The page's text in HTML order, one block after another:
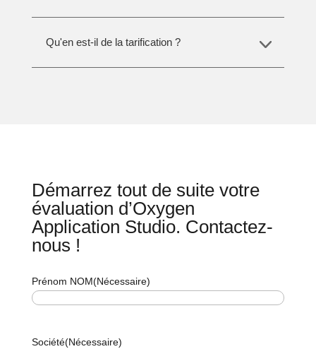
Qu'en est-il de la tarification ?
Démarrez tout de suite votre
évaluation d’Oxygen
Application Studio. Contactez-
nous !
Prénom NOM(Nécessaire)
Société(Nécessaire)